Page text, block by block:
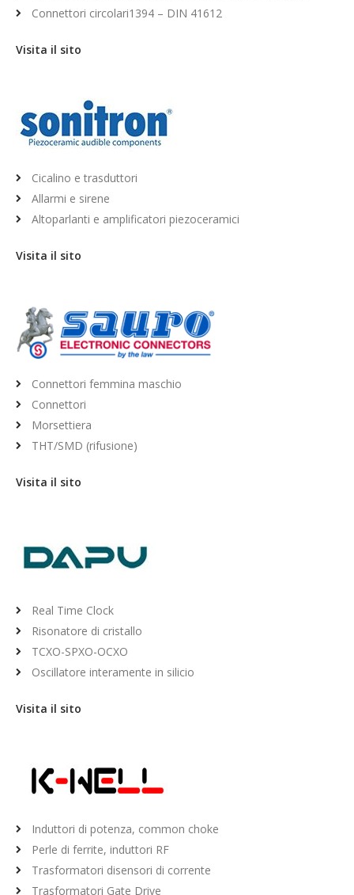
Connettori circolari1394 – DIN 41612
Visita il sito
Cicalino e trasduttori
Allarmi e sirene
Altoparlanti e amplificatori piezoceramici
Visita il sito
Connettori femmina maschio
Connettori
Morsettiera
THT/SMD (rifusione)
Visita il sito
Real Time Clock
Risonatore di cristallo
TCXO-SPXO-OCXO
Oscillatore interamente in silicio
Visita il sito
Induttori di potenza, common choke
Perle di ferrite, induttori RF
Trasformatori disensori di corrente
Trasformatori Gate Drive